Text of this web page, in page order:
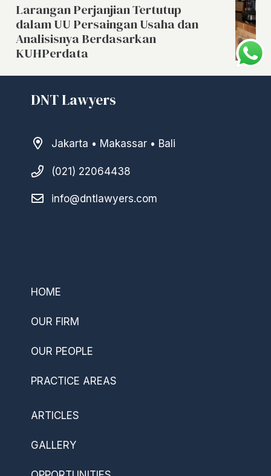
Larangan Perjanjian Tertutup
dalam UU Persaingan Usaha dan
Analisisnya Berdasarkan
KUHPerdata
DNT Lawyers
Jakarta • Makassar • Bali
(021) 22064438
info@dntlawyers.com
HOME
OUR FIRM
OUR PEOPLE
PRACTICE AREAS
ARTICLES
GALLERY